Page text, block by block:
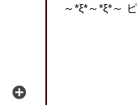
～*ξ*～*ξ*～